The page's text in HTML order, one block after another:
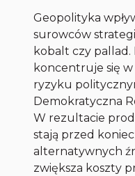
Geopolityka
surowców
kobalt czy
koncentruje się
ryzyku
Demokratyczna
W rezultacie
stają przed
alternatywnych
zwiększa koszty